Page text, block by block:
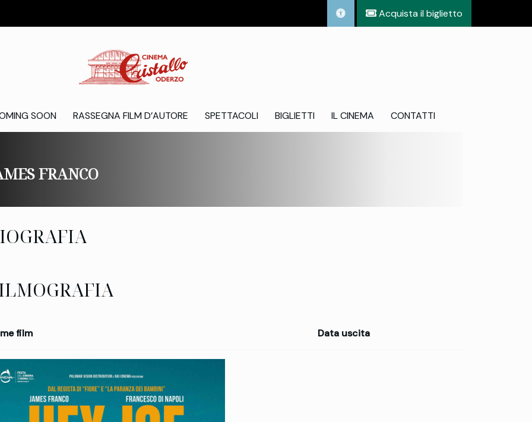
Acquista il biglietto
SOON RASSEGNA FILM D’AUTORE SPETTACOLI BIGLIETTI IL CINEMA CONTATTI
FRANCO
film Data uscita